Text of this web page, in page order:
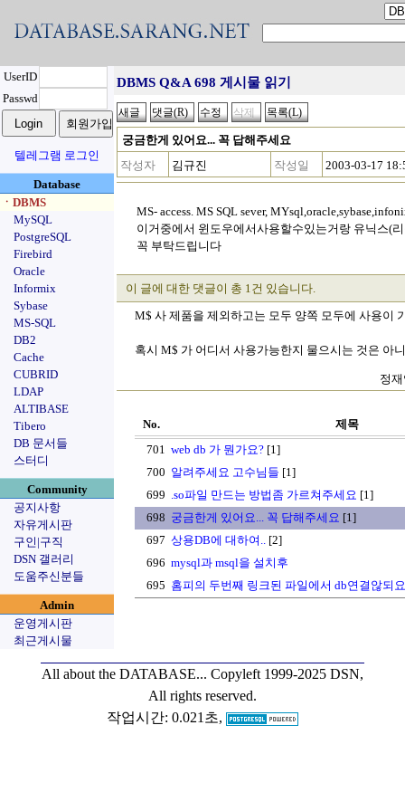
UserID
Passwd
텔레그램 로그인
Database
ㆍDBMS
MySQL
PostgreSQL
Firebird
Oracle
Informix
Sybase
MS-SQL
DB2
Cache
CUBRID
LDAP
ALTIBASE
Tibero
DB 문서들
스터디
Community
공지사항
자유게시판
구인|구직
DSN 갤러리
도움주신분들
Admin
운영게시판
최근게시물
DBMS Q&A 698 게시물 읽기
궁금한게 있어요... 꼭 답해주세요
작성자
김규진 작성일 2003-03-17
MS- access. MS SQL sever,
이거중에서 윈도우에서사용할수있는거랑 유닉스(
꼭 부탁드립니다
이 글에 대한 댓글이 총 1건 있습니다.
M$ 사 제품을 제외하고는 모두 양쪽 모두에 사용이
혹시 M$ 가 어디서 사용가능한지 물으시는 것은 아
정
No.
제목
701 web db 가 뭔가요? [1]
700 알려주세요 고수님들 [1]
699 .so파일 만드는 방법좀 가르쳐주세요 [1]
698 궁금한게 있어요... 꼭 답해주세요 [1]
697 상용DB에 대하여.. [2]
696 mysql과 msql을 설치후
695 홈피의 두번째 링크된 파일에서 db연결않되요
All about the DATABASE... Copyleft 1999-2025 DSN,
All rights reserved.
작업시간: 0.021초,